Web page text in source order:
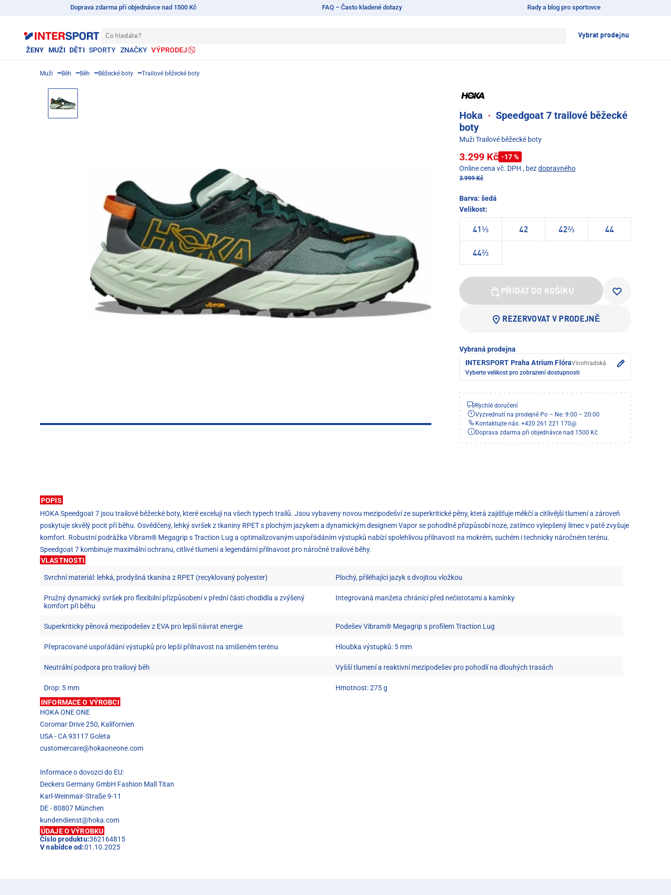
Doprava zdarma při objednávce nad 1500 Kč FAQ – Často kladené dotazy Rady a blog pro sportovce
Co hledáte? Vybrat prodejnu
ŽENY MUŽI DĚTI SPORTY ZNAČKY VÝPRODEJ
Muži Běh Běh Běžecké boty Trailové běžecké boty
Hoka · Speedgoat 7 trailové běžecké
boty
Muži Trailové běžecké boty
3.299 Kč -17 %
Online cena vč. DPH , bezdopravného
3.999 Kč
Barva: šedá
Velikost:
41⅓ 42 42⅔ 44
44⅔
PŘIDAT DO KOŠÍKU
REZERVOVAT V PRODEJNĚ
Vybraná prodejna
INTERSPORT Praha Atrium FlóraVinohradská
Vyberte velikost pro zobrazení dostupnosti
Rychlé doručení
Vyzvednutí na prodejně Po – Ne: 9:00 – 20:00
Kontaktujte nás: +420 261 221 170@
Doprava zdarma při objednávce nad 1500 Kč
POPIS
HOKA Speedgoat 7 jsou trailové běžecké boty, které excelují na všech typech trailů. Jsou vybaveny novou mezipodešví ze superkritické pěny, která zajišťuje měkčí a citlivější tlumení a zároveň
poskytuje skvělý pocit při běhu. Osvědčený, lehký svršek z tkaniny RPET s plochým jazykem a dynamickým designem Vapor se pohodlně přizpůsobí noze, zatímco vylepšený límec v patě zvyšuje
komfort. Robustní podrážka Vibram® Megagrip s Traction Lug a optimalizovaným uspořádáním výstupků nabízí spolehlivou přilnavost na mokrém, suchém i technicky náročném terénu.
Speedgoat 7 kombinuje maximální ochranu, citlivé tlumení a legendární přilnavost pro náročné trailové běhy.
VLASTNOSTI
Svrchní materiál: lehká, prodyšná tkanina z RPET (recyklovaný polyester) Plochý, přiléhající jazyk s dvojitou vložkou
Pružný dynamický svršek pro flexibilní přizpůsobení v přední části chodidla a zvýšený
komfort při běhu
Integrovaná manžeta chránící před nečistotami a kamínky
Superkriticky pěnová mezipodešev z EVA pro lepší návrat energie Podešev Vibram® Megagrip s profilem Traction Lug
Přepracované uspořádání výstupků pro lepší přilnavost na smíšeném terénu Hloubka výstupků: 5 mm
Neutrální podpora pro trailový běh Vyšší tlumení a reaktivní mezipodešev pro pohodlí na dlouhých trasách
Drop: 5 mm
Hmotnost: 275 g
INFORMACE O VÝROBCI
HOKA ONE ONE
Coromar Drive 250, Kalifornien
USA - CA 93117 Goleta
customercare@hokaoneone.com
Informace o dovozci do EU:
Deckers Germany GmbH Fashion Mall Titan
Karl-Weinmair-Straße 9-11
DE - 80807 München
kundendienst@hoka.com
ÚDAJE O VÝROBKU
Číslo produktu:362164815
V nabídce od:01.10.2025